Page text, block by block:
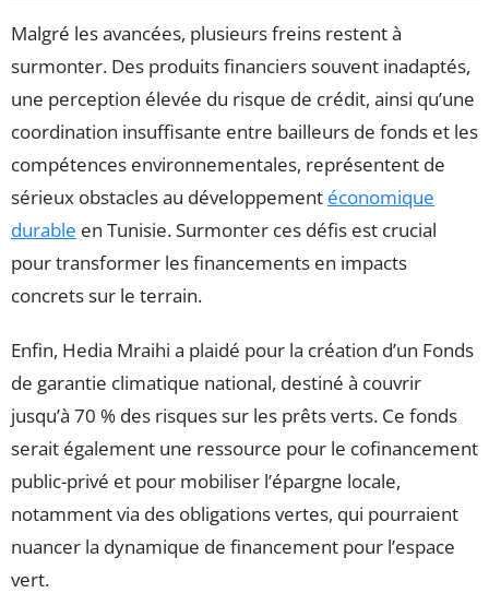
Malgré les avancées, plusieurs freins restent à
surmonter. Des produits financiers souvent inadaptés,
une perception élevée du risque de crédit, ainsi qu’une
coordination insuffisante entre bailleurs de fonds et les
compétences environnementales, représentent de
sérieux obstacles au développement économique
durable en Tunisie. Surmonter ces défis est crucial
pour transformer les financements en impacts
concrets sur le terrain.
Enfin, Hedia Mraihi a plaidé pour la création d’un Fonds
de garantie climatique national, destiné à couvrir
jusqu’à 70 % des risques sur les prêts verts. Ce fonds
serait également une ressource pour le cofinancement
public-privé et pour mobiliser l’épargne locale,
notamment via des obligations vertes, qui pourraient
nuancer la dynamique de financement pour l’espace
vert.